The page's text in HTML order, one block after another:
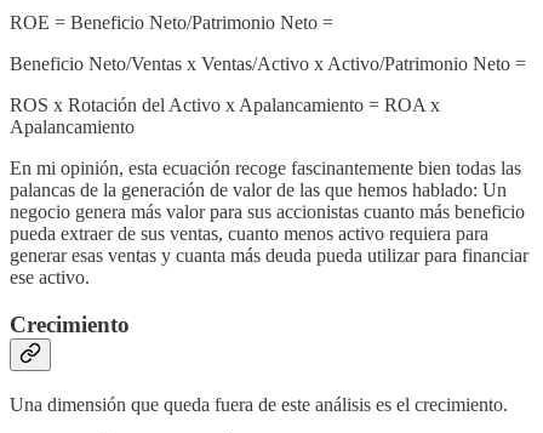
ROE = Beneficio Neto/Patrimonio Neto =
Beneficio Neto/Ventas x Ventas/Activo x Activo/Patrimonio Neto =
ROS x Rotación del Activo x Apalancamiento = ROA x
Apalancamiento
En mi opinión, esta ecuación recoge fascinantemente bien todas las
palancas de la generación de valor de las que hemos hablado: Un
negocio genera más valor para sus accionistas cuanto más beneficio
pueda extraer de sus ventas, cuanto menos activo requiera para
generar esas ventas y cuanta más deuda pueda utilizar para financiar
ese activo.
Crecimiento
Una dimensión que queda fuera de este análisis es el crecimiento.